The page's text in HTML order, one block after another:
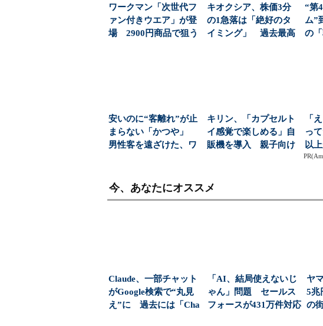
ワークマン「次世代フ
ァン付きウエア」が登
場 2900円商品で狙う
キオクシア、株価3分
の1急落は「絶好のタ
イミング」 過去最高
“第
ム”
の
安いのに“客離れ”が止
まらない「かつや」
男性客を遠ざけた、ワ
キリン、「カプセルト
イ感覚で楽しめる」自
販機を導入 親子向け
「
っ
以
zon
今、あなたにオススメ
Claude、一部チャット
がGoogle検索で“丸見
え”に 過去には「Cha
「AI、結局使えないじ
ゃん」問題 セールス
フォースが431万件対応
ヤ
5兆
の